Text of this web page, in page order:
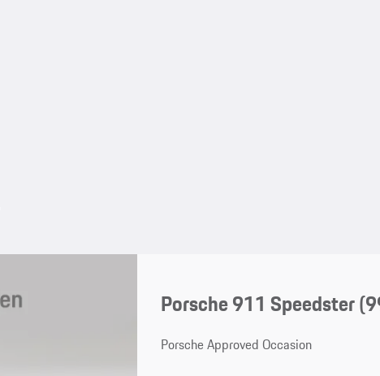
Porsche 911 Speedster
Porsche Approved Occasion